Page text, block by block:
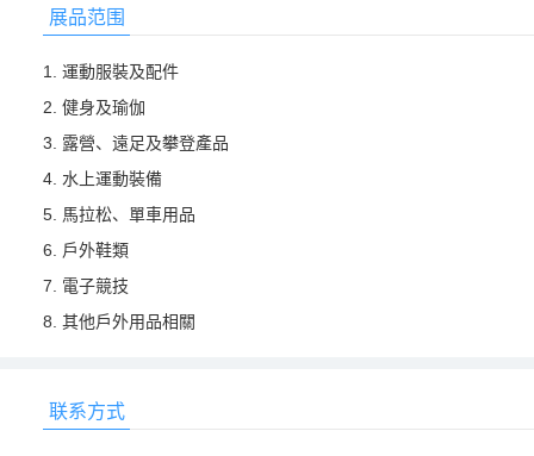
展品范围
1. 運動服裝及配件
2. 健身及瑜伽
3. 露營、遠足及攀登產品
4. 水上運動裝備
5. 馬拉松、單車用品
6. 戶外鞋類
7. 電子競技
8. 其他戶外用品相關
联系方式